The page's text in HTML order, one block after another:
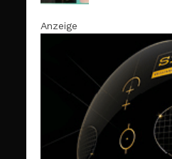
Anzeige